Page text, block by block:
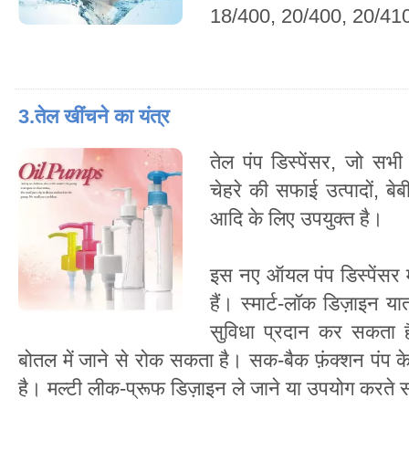
18/400, 20/400, 20/
3.तेल खींचने का यंत्र
तेल पंप डिस्पेंसर, जो
चेहरे की सफाई उत्पादों,
आदि के लिए उपयुक्त है।
इस नए ऑयल पंप
हैं। स्मार्ट-लॉक डिज़ाइन
सुविधा प्रदान कर सकता
बोतल में जाने से रोक सकता है। सक-बैक फ़ंक्शन पंप
है। मल्टी लीक-प्रूफ डिज़ाइन ले जाने या उपयोग करते